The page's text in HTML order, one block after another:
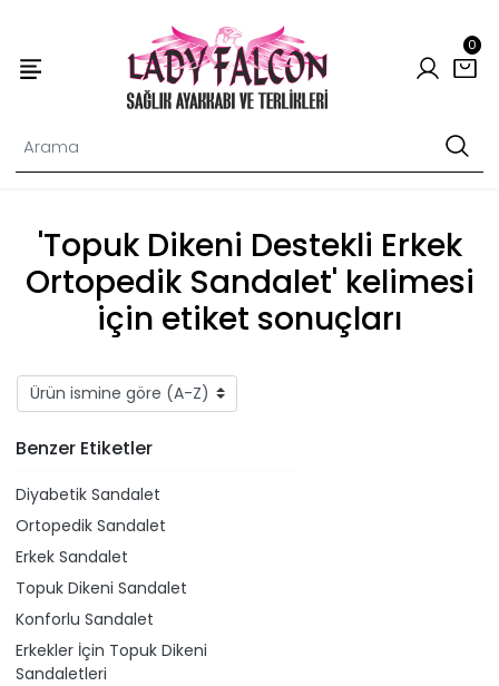
0
'Topuk Dikeni Destekli Erkek
Ortopedik Sandalet' kelimesi
için etiket sonuçları
Benzer Etiketler
Diyabetik Sandalet
Ortopedik Sandalet
Erkek Sandalet
Topuk Dikeni Sandalet
Konforlu Sandalet
Erkekler İçin Topuk Dikeni
Sandaletleri